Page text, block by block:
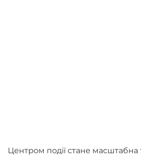
Центром події стане масштабна